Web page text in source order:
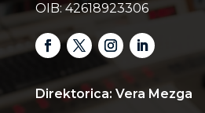
OIB: 42618923306
Direktorica: Vera Mezga